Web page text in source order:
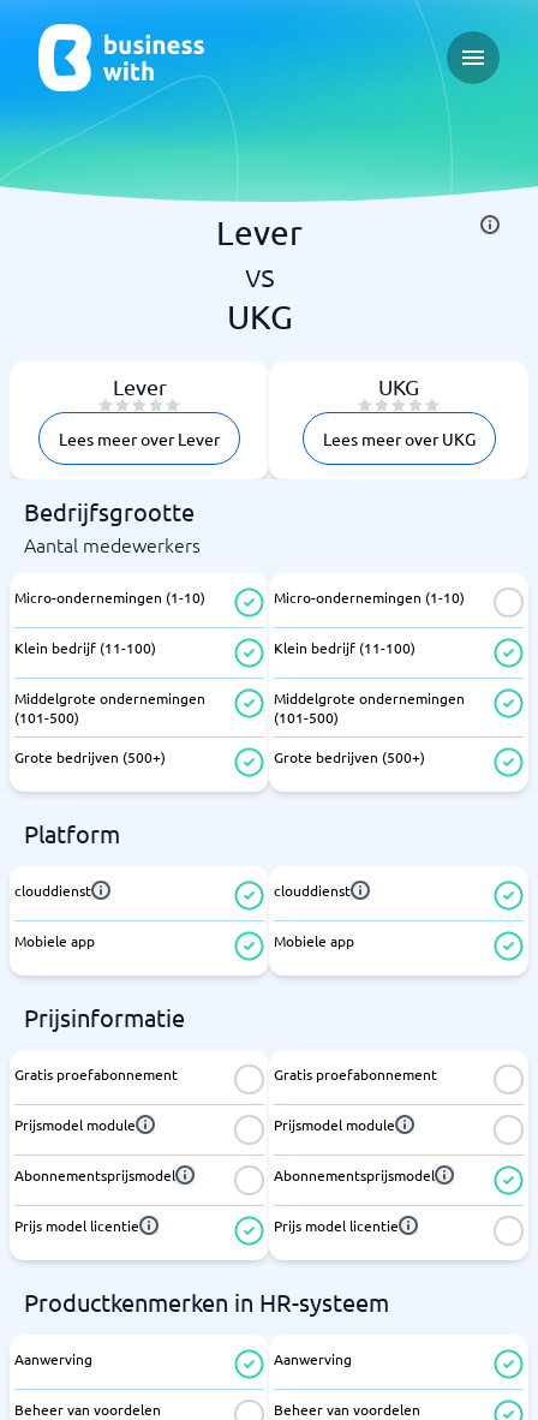
Open
Lever
vs
UKG
Lever
Lees meer over Lever
UKG
Lees meer over UKG
Bedrijfsgrootte
Aantal medewerkers
Micro-ondernemingen (1-10)
Klein bedrijf (11-100)
Middelgrote ondernemingen
(101-500)
Grote bedrijven (500+)
Micro-ondernemingen (1-10)
Klein bedrijf (11-100)
Middelgrote ondernemingen
(101-500)
Grote bedrijven (500+)
Platform
clouddienst
Mobiele app
clouddienst
Mobiele app
Prijsinformatie
Gratis proefabonnement
Prijsmodel module
Abonnementsprijsmodel
Prijs model licentie
Gratis proefabonnement
Prijsmodel module
Abonnementsprijsmodel
Prijs model licentie
Productkenmerken in HR-systeem
Aanwerving
Beheer van voordelen
Aanwerving
Beheer van voordelen